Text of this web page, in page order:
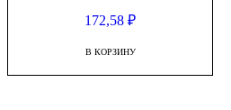
172,58₽
В КОРЗИНУ